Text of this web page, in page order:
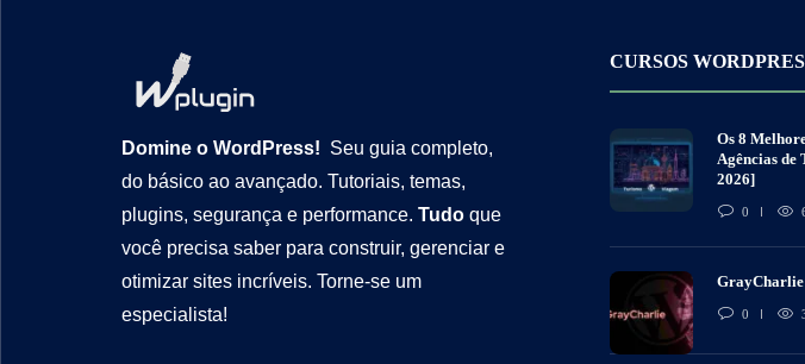
Domine o WordPress! Seu guia completo,
do básico ao avançado. Tutoriais, temas,
plugins, segurança e performance. Tudo que
você precisa saber para construir, gerenciar e
otimizar sites incríveis. Torne-se um
especialista!
CURSOS
Os 8
Agências de
2026]
0
GrayCharlie
0